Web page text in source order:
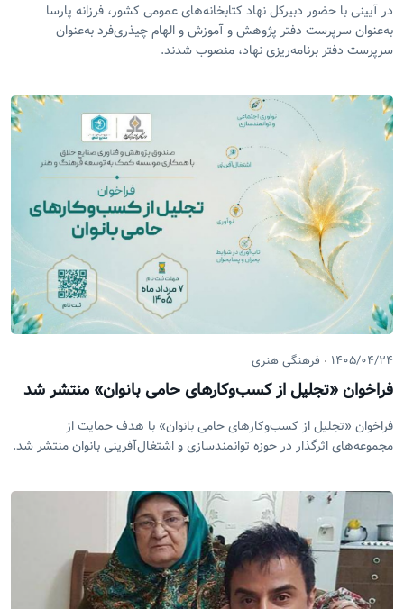
در آیینی با حضور دبیرکل نهاد کتابخانه‌های عمومی کشور، فرزانه پارسا
به‌عنوان سرپرست دفتر پژوهش و آموزش و الهام چیذری‌فرد به‌عنوان
سرپرست دفتر برنامه‌ریزی نهاد، منصوب شدند.
۱۴۰۵/۰۴/۲۴ فرهنگی هنری
فراخوان «تجلیل از کسب‌وکار‌های حامی بانوان» منتشر شد
فراخوان «تجلیل از کسب‌وکار‌های حامی بانوان» با هدف حمایت از
مجموعه‌های اثرگذار در حوزه توانمندسازی و اشتغال‌آفرینی بانوان منتشر شد.